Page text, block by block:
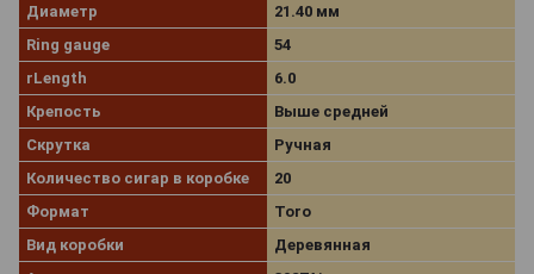
Диаметр
21.40 мм
Ring gauge
54
rLength
6.0
Крепость
Выше средней
Скрутка
Ручная
Количество сигар в коробке
20
Формат
Toro
Вид коробки
Деревянная